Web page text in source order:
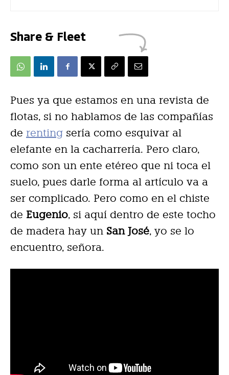
Share & Fleet
Pues ya que estamos en una revista de
flotas, si no hablamos de las compañías
de renting sería como esquivar al
elefante en la cacharrería. Pero claro,
como son un ente etéreo que ni toca el
suelo, pues darle forma al artículo va a
ser complicado. Pero como en el chiste
de Eugenio, si aquí dentro de este tocho
de madera hay un San José, yo se lo
encuentro, señora.